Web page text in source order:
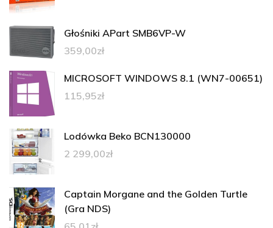
Głośniki APart SMB6VP-W
359,00zł
MICROSOFT WINDOWS 8.1 (WN7-00651)
115,95zł
Lodówka Beko BCN130000
2 299,00zł
Captain Morgane and the Golden Turtle
(Gra NDS)